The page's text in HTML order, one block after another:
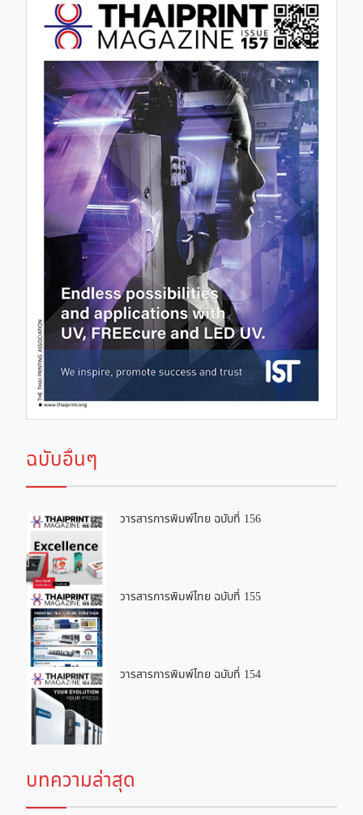
ฉบับอื่นๆ
วารสารการพิมพ์ไทย ฉบับที่ 156
วารสารการพิมพ์ไทย ฉบับที่ 155
วารสารการพิมพ์ไทย ฉบับที่ 154
บทความล่าสุด